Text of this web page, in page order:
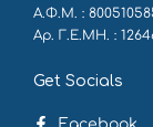
Α.Φ.Μ. :
Αρ. Γ.Ε.ΜΗ. :
Get Socials